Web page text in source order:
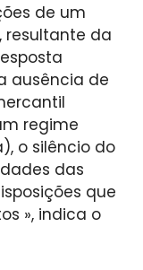
de um
resultante da
ausência de
regime
o silêncio do
das
que
», indica o